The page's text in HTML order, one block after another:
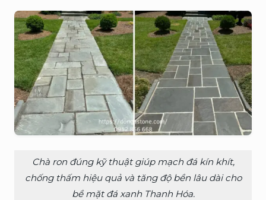
Chà ron đúng kỹ thuật giúp mạch đá kín khít,
chống thấm hiệu quả và tăng độ bền lâu dài cho
bề mặt đá xanh Thanh Hóa.